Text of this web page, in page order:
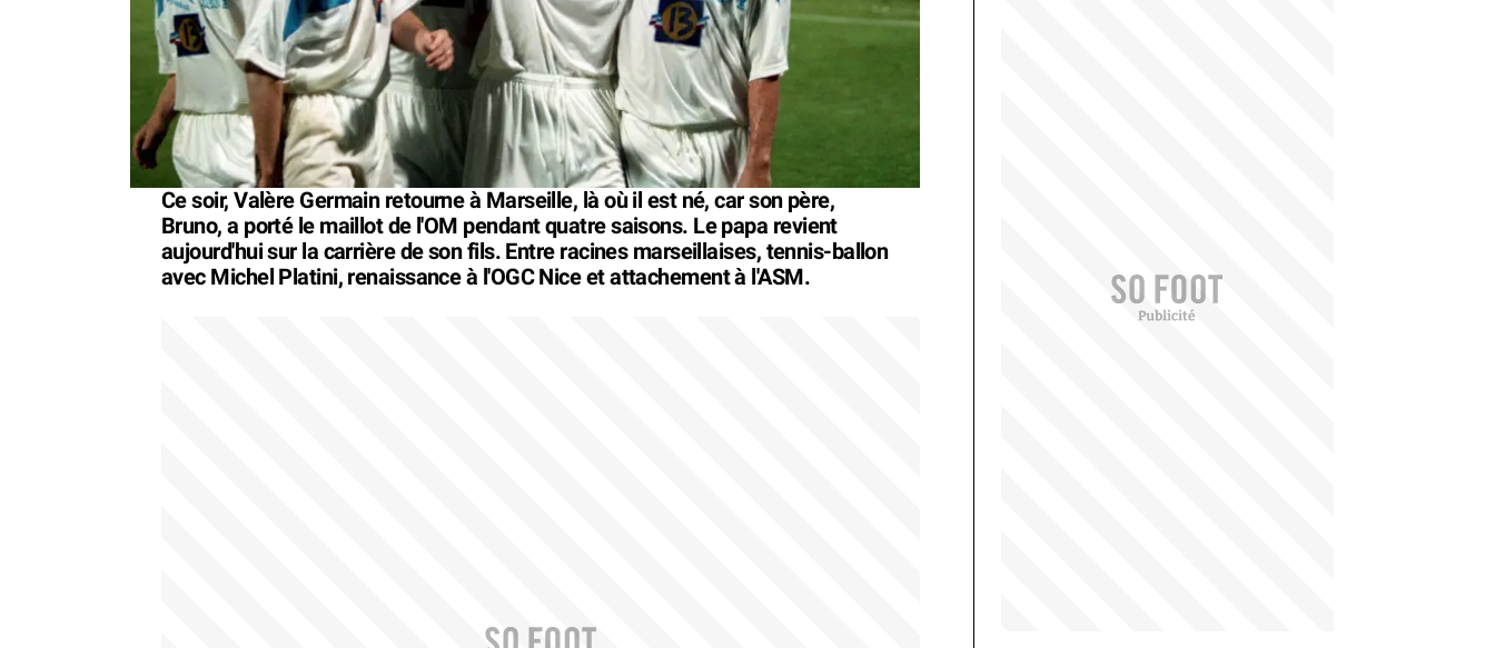
Ce soir, Valère Germain retourne à Marseille, là où il est né, car son père,
Bruno, a porté le maillot de l'OM pendant quatre saisons. Le papa revient
aujourd'hui sur la carrière de son fils. Entre racines marseillaises, tennis-ballon
avec Michel Platini, renaissance à l'OGC Nice et attachement à l'ASM.